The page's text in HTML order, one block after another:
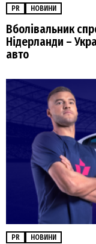
PR НОВИНИ
Вболівальник
Нідерланди –
авто
PR НОВИНИ